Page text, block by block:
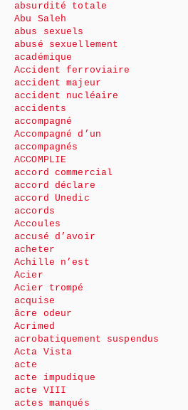
absurdité totale
Abu Saleh
abus sexuels
abusé sexuellement
académique
Accident ferroviaire
accident majeur
accident nucléaire
accidents
accompagné
Accompagné d’un
accompagnés
ACCOMPLIE
accord commercial
accord déclare
accord Unedic
accords
Accoules
accusé d’avoir
acheter
Achille n’est
Acier
Acier trompé
acquise
âcre odeur
Acrimed
acrobatiquement suspendus
Acta Vista
acte
acte impudique
acte VIII
actes manqués